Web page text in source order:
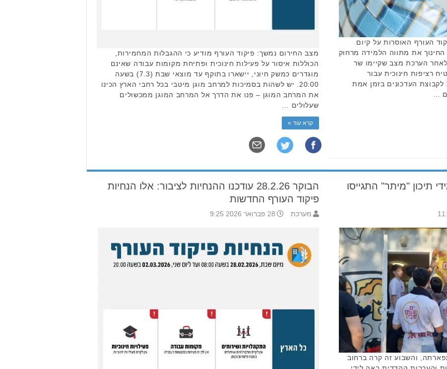
מצב החירום נמשך: פיקוד העורף מודיע כי ההגבלות המחמירות,
הכוללות איסור על פעילות חינוכית ופתיחת מקומות עבודה שאינם
מוגדרים כמשק חיוני, יישארו בתוקף עד מוצאי שבת (7.3) בשעה
20:00. יש לשהות בסמיכות למרחב מוגן מיטבי בכל רחבי הארץ הכינו
את המרחב המוגן – פנו את הדרך אל המרחב המוגן ממכשולים
שעלולים …
קרא עוד »
העורף האוסרות על קיום
את מתווה הלמידה מרחוק
הערכת מצב שקיימו שר
רציפות חינוכית עבור
העדכונים בזמן אמת
…
הבוקר 28.2.26 עודכנו ההנחיות לציבור: אלו הנחיות
פיקוד העורף החדשות
מערכת 28 פברואר 2026 9:25
תיכון "מיתר" התגייסו
והשבוע זה קרה ברחוב